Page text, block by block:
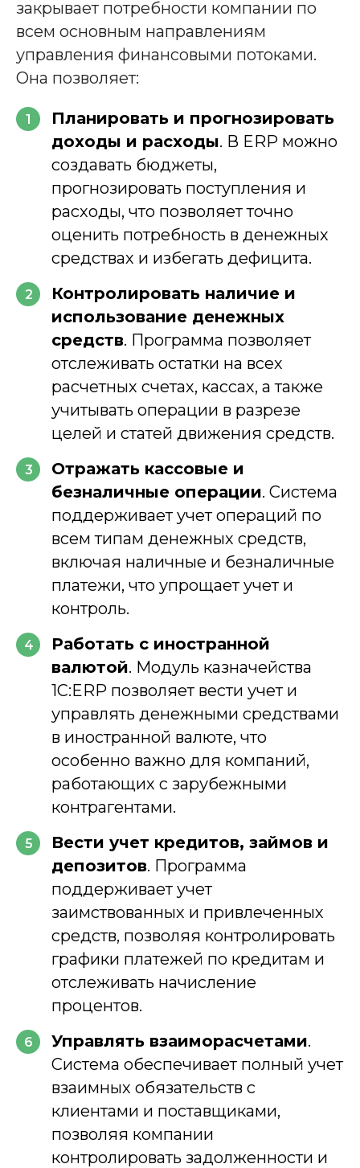
закрывает потребности компании по
всем основным направлениям
управления финансовыми потоками.
Она позволяет:
1
Планировать и прогнозировать
доходы и расходы. В ERP можно
создавать бюджеты,
прогнозировать поступления и
расходы, что позволяет точно
оценить потребность в денежных
средствах и избегать дефицита.
2
Контролировать наличие и
использование денежных
средств. Программа позволяет
отслеживать остатки на всех
расчетных счетах, кассах, а также
учитывать операции в разрезе
целей и статей движения средств.
3
Отражать кассовые и
безналичные операции. Система
поддерживает учет операций по
всем типам денежных средств,
включая наличные и безналичные
платежи, что упрощает учет и
контроль.
4
Работать с иностранной
валютой. Модуль казначейства
1С:ERP позволяет вести учет и
управлять денежными средствами
в иностранной валюте, что
особенно важно для компаний,
работающих с зарубежными
контрагентами.
5
Вести учет кредитов, займов и
депозитов. Программа
поддерживает учет
заимствованных и привлеченных
средств, позволяя контролировать
графики платежей по кредитам и
отслеживать начисление
процентов.
6 Управлять взаиморасчетами.
Система обеспечивает полный учет
взаимных обязательств с
клиентами и поставщиками,
позволяя компании
контролировать задолженности и